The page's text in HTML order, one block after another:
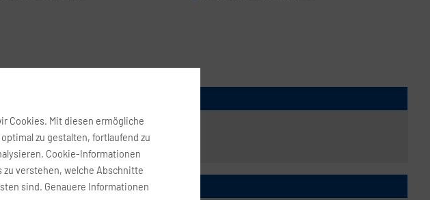
Cookies. Mit diesen ermögliche
zu gestalten, fortlaufend zu
Cookie-Informationen
verstehen, welche Abschnitte
sind. Genauere Informationen